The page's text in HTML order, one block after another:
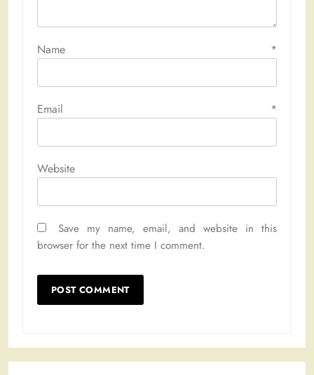
Name *
Email *
Website
Save my name, email, and website in this
browser for the next time I comment.